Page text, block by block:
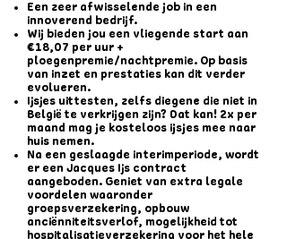
Een zeer afwisselende job in een
innoverend bedrijf.
Wij bieden jou een vliegende start aan
€18,07 per uur +
ploegenpremie/nachtpremie. Op basis
van inzet en prestaties kan dit verder
evolueren.
Ijsjes uittesten, zelfs diegene die niet in
België te verkrijgen zijn? Dat kan! 2x per
maand mag je kosteloos ijsjes mee naar
huis nemen.
Na een geslaagde interimperiode, wordt
er een Jacques Ijs contract
aangeboden. Geniet van extra legale
voordelen waaronder
groepsverzekering, opbouw
anciënniteitsverlof, mogelijkheid tot
hospitalisatieverzekering voor het hele